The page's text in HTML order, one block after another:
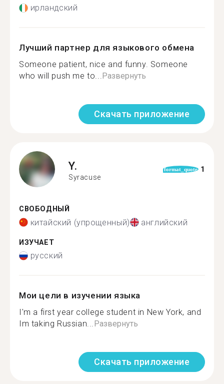
ирландский
Лучший партнер для языкового обмена
Someone patient, nice and funny. Someone
who will push me to...Развернуть
Скачать приложение
Y.
Syracuse
format_quote 1
СВОБОДНЫЙ
китайский (упрощенный) английский
ИЗУЧАЕТ
русский
Мои цели в изучении языка
I'm a first year college student in New York, and
Im taking Russian...Развернуть
Скачать приложение